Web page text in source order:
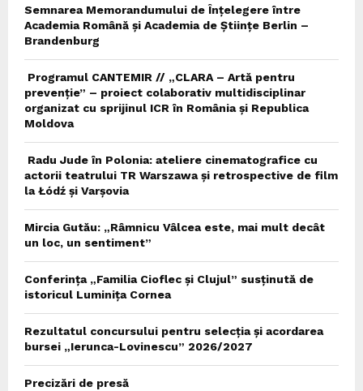
Semnarea Memorandumului de Înțelegere între
Academia Română și Academia de Științe Berlin –
Brandenburg
Programul CANTEMIR // „CLARA – Artă pentru
prevenție” – proiect colaborativ multidisciplinar
organizat cu sprijinul ICR în România și Republica
Moldova
Radu Jude în Polonia: ateliere cinematografice cu
actorii teatrului TR Warszawa și retrospective de film
la Łódź și Varșovia
Mircia Gutău: „Râmnicu Vâlcea este, mai mult decât
un loc, un sentiment”
Conferința „Familia Cioflec și Clujul” susținută de
istoricul Luminița Cornea
Rezultatul concursului pentru selecția și acordarea
bursei „Ierunca-Lovinescu” 2026/2027
Precizări de presă